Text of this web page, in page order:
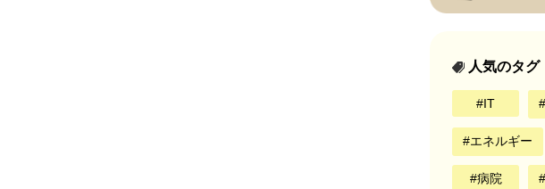
人気のタグ
IT
エネルギー
病院